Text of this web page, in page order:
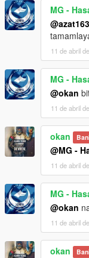
MG -
11 de abril
MG -
@okan
11 de abril
okan
@MG -
11 de abril
MG -
@okan
11 de abril
okan